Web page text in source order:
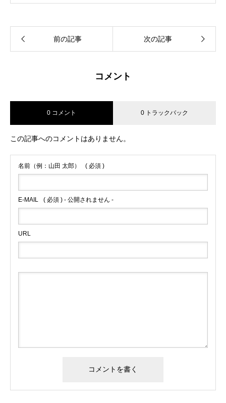
前の記事 次の記事
コメント
0 コメント 0 トラックバック
この記事へのコメントはありません。
名前（例：山田 太郎） ( 必須 )
E-MAIL ( 必須 ) - 公開されません -
URL